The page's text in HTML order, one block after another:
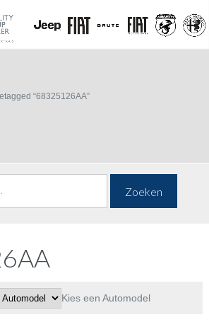
“68325126AA”
Zoeken
Kies een Automodel